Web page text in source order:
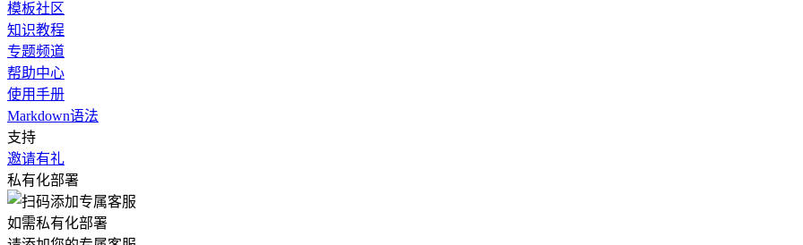
模板社区
知识教程
专题频道
帮助中心
使用手册
Markdown语法
支持
邀请有礼
私有化部署
如需私有化部署